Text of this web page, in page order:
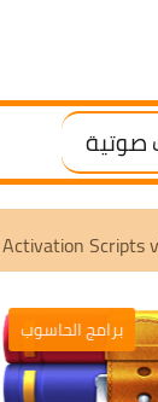
صوتية
Microsoft
برامج